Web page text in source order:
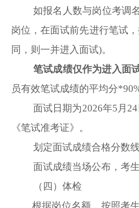
如报名人数与岗位考调
岗位，在面试前先进行笔试
同，则一并进入面试)。
笔试成绩仅作为进入面
员有效笔试成绩的平均分*90%
面试日期为2026年5月
《笔试准考证》。
划定面试成绩合格分数
面试成绩当场公布，考
（四）体检
根据岗位名额，按照考